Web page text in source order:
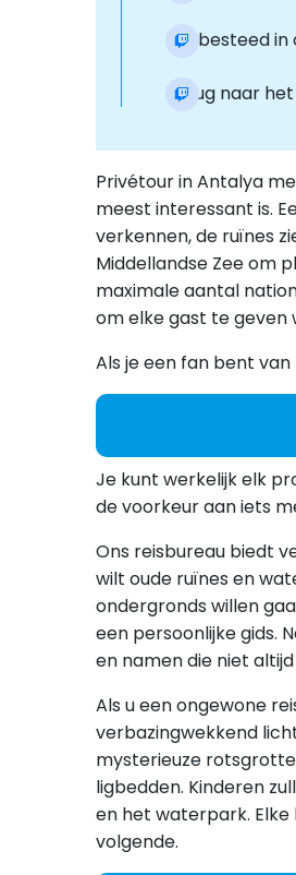
Tijd besteed
Terug naar
Privétour in Antalya
meest interessant is.
verkennen, de ruïnes
Middellandse Zee om
maximale aantal
om elke gast te geven
Als je een fan bent
Je kunt werkelijk elk
de voorkeur aan iets
Ons reisbureau biedt
wilt oude ruïnes en
ondergronds willen
een persoonlijke gids.
en namen die niet
Als u een ongewone
verbazingwekkend
mysterieuze
ligbedden. Kinderen
en het waterpark. Elke
volgende.